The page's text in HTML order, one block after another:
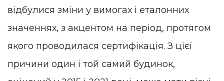
відбулися зміни у вимогах і еталонних
значеннях, з акцентом на період, протягом
якого проводилася сертифікація. З цієї
причини один і той самий будинок,